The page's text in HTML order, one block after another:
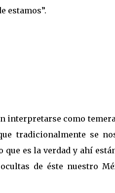
estamos”.
interpretarse como
tradicionalmente se
es la verdad y ahí
de éste nuestro